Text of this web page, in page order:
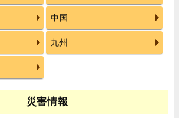
中国
九州
災害情報